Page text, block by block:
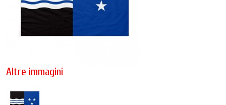
Altre immagini